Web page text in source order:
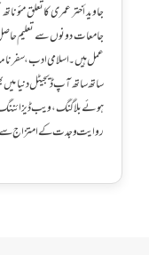
جاوید أختر عمری کا تعلق
جامعات دونوں سے تعلیم
عمل ہیں۔ اسلامی ادب،
ساتھ ساتھ آپ ڈیجیٹل دنیا میں
ہوئے بلاگنگ، ویب
روایت و جدت کے امتزاج سے